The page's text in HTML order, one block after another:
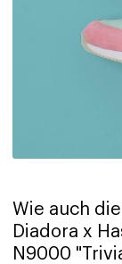
Wie auch
Diadora x
N9000